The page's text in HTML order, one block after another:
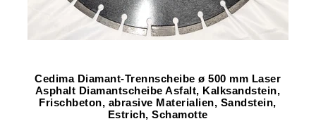
Cedima Diamant-Trennscheibe ø 500 mm Laser
Asphalt Diamantscheibe Asfalt, Kalksandstein,
Frischbeton, abrasive Materialien, Sandstein,
Estrich, Schamotte